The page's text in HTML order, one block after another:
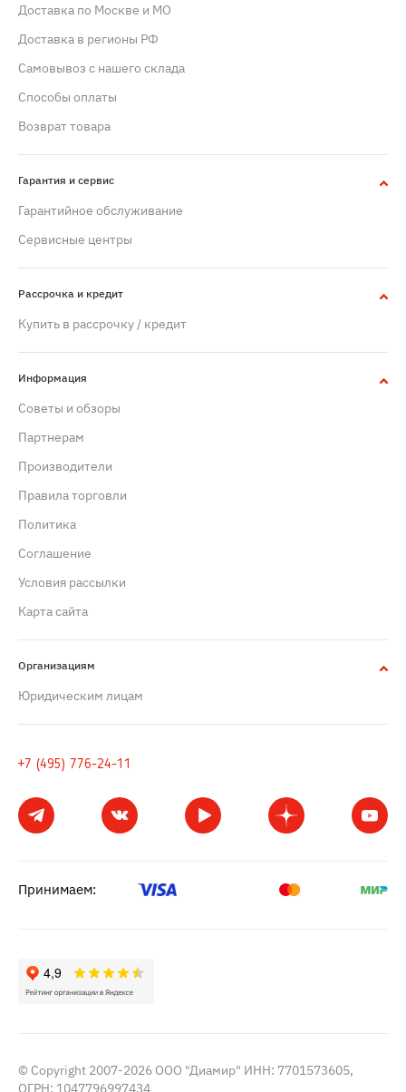
Доставка по Москве и МО
Доставка в регионы РФ
Самовывоз с нашего склада
Способы оплаты
Возврат товара
Гарантия и сервис
Гарантийное обслуживание
Сервисные центры
Рассрочка и кредит
Купить в рассрочку / кредит
Информация
Советы и обзоры
Партнерам
Производители
Правила торговли
Политика
Cоглашение
Условия рассылки
Карта сайта
Организациям
Юридическим лицам
+7 (495) 776-24-11
Принимаем:
© Copyright 2007-2026 ООО "Диамир" ИНН: 7701573605,
ОГРН: 1047796997434